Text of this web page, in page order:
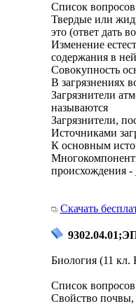
Список вопросов
Твердые или
это (ответ дать
Изменение
содержания в
Совокупность
В загрязнениях
Загрязнители
называются
Загрязнители,
Источниками
К основным
происхождения -
Скачать
Биология (11
Список вопросов
Свойство почвы,